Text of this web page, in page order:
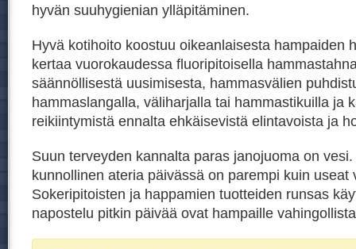
hyvän suuhygienian ylläpitäminen.
Hyvä kotihoito koostuu oikeanlaisesta hampaiden
kertaa vuorokaudessa fluoripitoisella
säännöllisestä uusimisesta, hammasvälien
hammaslangalla, väliharjalla tai hammastikuilla ja
reikiintymistä ennalta ehkäisevistä elintavoista ja
Suun terveyden kannalta paras janojuoma on
kunnollinen ateria päivässä on parempi kuin useat
Sokeripitoisten ja happamien tuotteiden runsas
napostelu pitkin päivää ovat hampaille